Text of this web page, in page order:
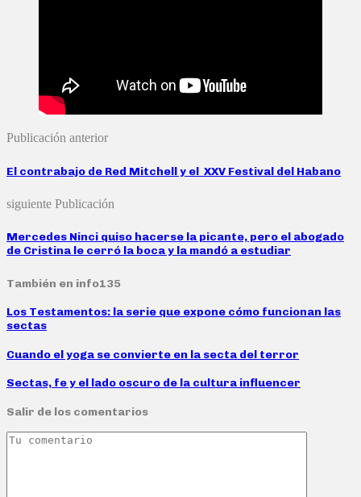
Publicación anterior
El contrabajo de Red Mitchell y el XXV Festival del Habano
siguiente Publicación
Mercedes Ninci quiso hacerse la picante, pero el abogado
de Cristina le cerró la boca y la mandó a estudiar
También en info135
Los Testamentos: la serie que expone cómo funcionan las
sectas
Cuando el yoga se convierte en la secta del terror
Sectas, fe y el lado oscuro de la cultura influencer
Salir de los comentarios